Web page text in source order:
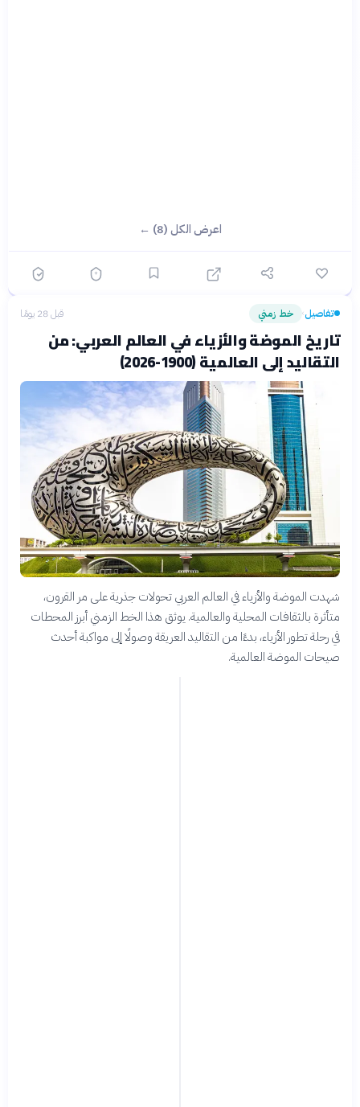
اعرض الكل (8) ←
تفاصيل› خط زمني قبل 28 يومًا
تاريخ الموضة والأزياء في العالم العربي: من
التقاليد إلى العالمية (1900-2026)
شهدت الموضة والأزياء في العالم العربي تحولات جذرية على مر القرون،
متأثرة بالثقافات المحلية والعالمية. يوثق هذا الخط الزمني أبرز المحطات
في رحلة تطور الأزياء، بدءًا من التقاليد العريقة وصولًا إلى مواكبة أحدث
صيحات الموضة العالمية.